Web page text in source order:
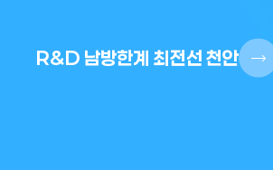
R&D 남방한계 최전선 천안